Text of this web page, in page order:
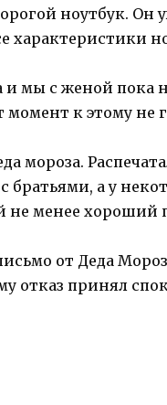
ноутбук. Он
характеристики
и мы с женой пока
к этому не
мороза.
братьями, а у
не менее хороший
от Деда
отказ принял